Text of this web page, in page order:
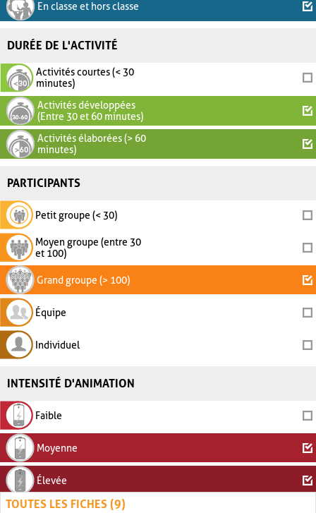
En classe et hors classe
DURÉE DE L'ACTIVITÉ
Activités courtes (< 30
minutes)
Activités développées
(Entre 30 et 60 minutes)
Activités élaborées (> 60
minutes)
PARTICIPANTS
Petit groupe (< 30)
Moyen groupe (entre 30
et 100)
Grand groupe (> 100)
Équipe
Individuel
INTENSITÉ D'ANIMATION
Faible
Moyenne
Élevée
TOUTES LES FICHES (9)